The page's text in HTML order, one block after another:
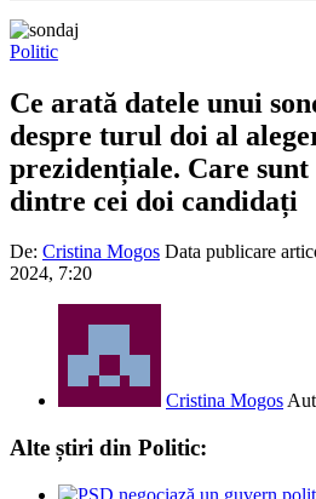
Politic
Ce arată datele unui
despre turul doi al
prezidențiale. Care
dintre cei doi candidați
De: Cristina Mogos Data publicare
2024, 7:20
Cristina Mogos
Alte știri din Politic: